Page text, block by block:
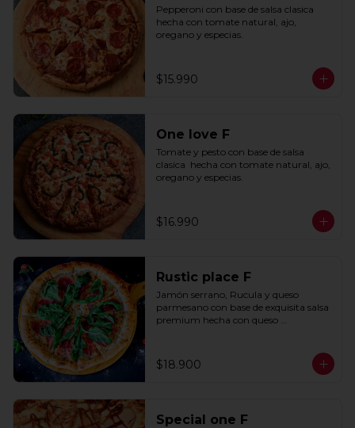
Pepperoni con base de salsa clasica
hecha con tomate natural, ajo,
oregano y especias.
$15.990
One love F
Tomate y pesto con base de salsa
clasica  hecha con tomate natural, ajo,
oregano y especias.
$16.990
Rustic place F
Jamón serrano, Rucula y queso
parmesano con base de exquisita salsa
premium hecha con queso
$18.900
Special one F